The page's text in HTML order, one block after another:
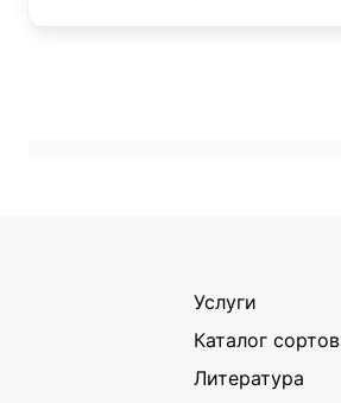
Услуги
Каталог сортов
Литература